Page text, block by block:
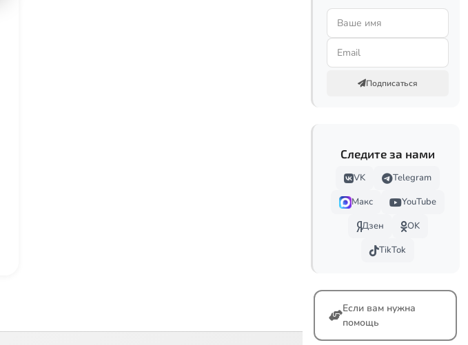
Подписаться
Следите за нами
VK
Telegram
Макс
YouTube
Дзен
OK
TikTok
Если вам нужна
помощь